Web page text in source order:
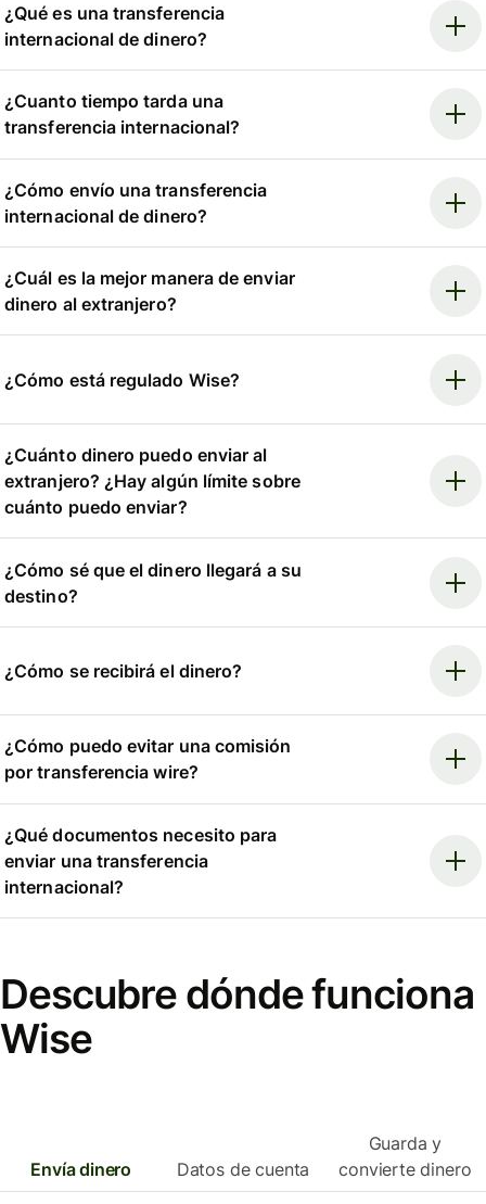
¿Qué es una transferencia
internacional de dinero?
¿Cuanto tiempo tarda una
transferencia internacional?
¿Cómo envío una transferencia
internacional de dinero?
¿Cuál es la mejor manera de enviar
dinero al extranjero?
¿Cómo está regulado Wise?
¿Cuánto dinero puedo enviar al
extranjero? ¿Hay algún límite sobre
cuánto puedo enviar?
¿Cómo sé que el dinero llegará a su
destino?
¿Cómo se recibirá el dinero?
¿Cómo puedo evitar una comisión
por transferencia wire?
¿Qué documentos necesito para
enviar una transferencia
internacional?
Descubre dónde funciona
Wise
Envía dinero Datos de cuenta
Guarda y
convierte dinero